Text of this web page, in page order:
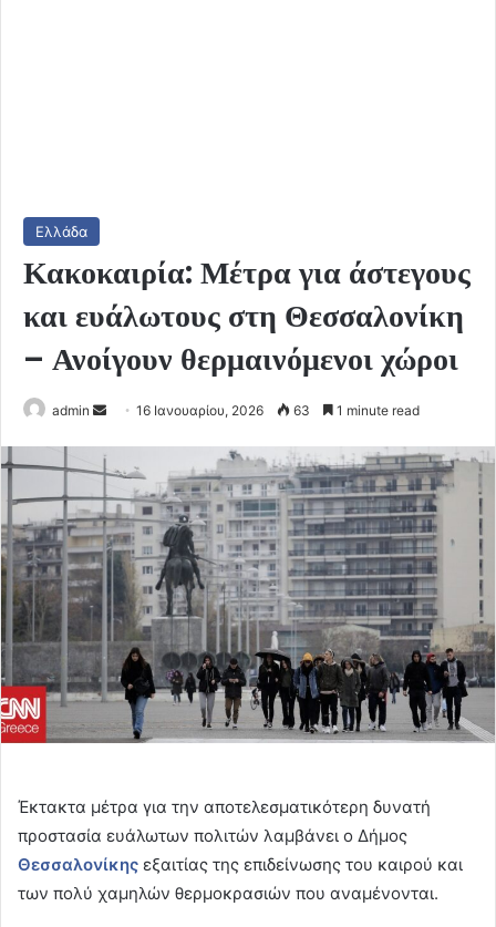
Ελλάδα
Κακοκαιρία: Μέτρα για άστεγους
και ευάλωτους στη Θεσσαλονίκη
– Ανοίγουν θερμαινόμενοι χώροι
admin
Send
email
16 Ιανουαρίου, 2026 63 1 minute read
Έκτακτα μέτρα για την αποτελεσματικότερη δυνατή
προστασία ευάλωτων πολιτών λαμβάνει ο Δήμος
Θεσσαλονίκης εξαιτίας της επιδείνωσης του καιρού και
των πολύ χαμηλών θερμοκρασιών που αναμένονται.